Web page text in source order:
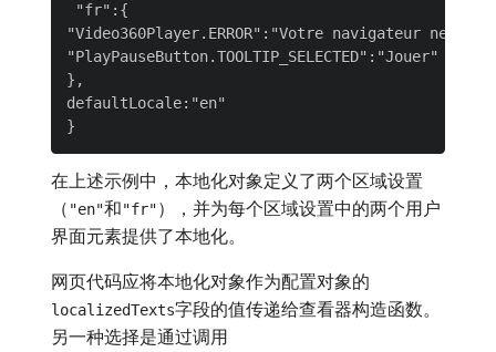
"fr":{
"Video360Player.ERROR":"Votre navigateur ne
"PlayPauseButton.TOOLTIP_SELECTED":"Jouer"
},
defaultLocale:"en"
在上述示例中，本地化对象定义了两个区域设置
（ "en"和"fr"），并为每个区域设置中的两个用户
界面元素提供了本地化。
网页代码应将本地化对象作为配置对象的
localizedTexts字段的值传递给查看器构造函数。
另一种选择是通过调用